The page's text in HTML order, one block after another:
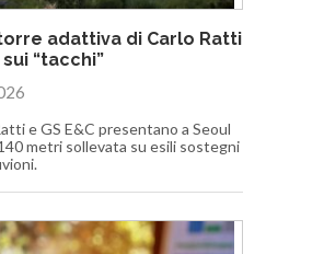
adattiva di Carlo Ratti
“tacchi”
e GS E&C presentano a Seoul
metri sollevata su esili sostegni